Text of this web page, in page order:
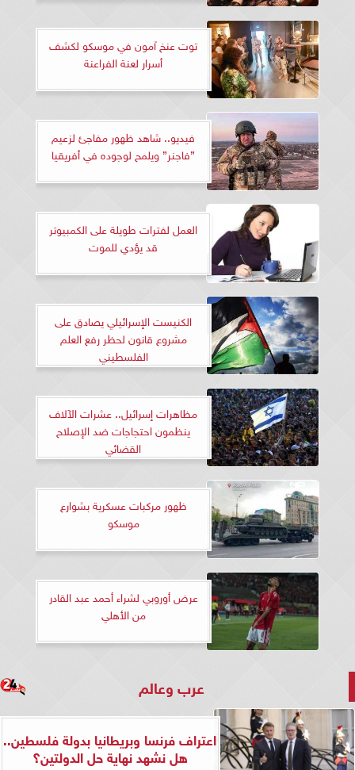
توت عنخ آمون في موسكو لكشف
أسرار لعنة الفراعنة
فيديو.. شاهد ظهور مفاجئ لزعيم
”فاجنر” ويلمح لوجوده في أفريقيا
العمل لفترات طويلة على الكمبيوتر
قد يؤدي للموت
الكنيست الإسرائيلي يصادق على
مشروع قانون لحظر رفع العلم
الفلسطيني
مظاهرات إسرائيل.. عشرات الآلاف
ينظمون احتجاجات ضد الإصلاح
القضائي
ظهور مركبات عسكرية بشوارع
موسكو
عرض أوروبي لشراء أحمد عبد القادر
من الأهلي
عرب وعالم
اعتراف فرنسا وبريطانيا بدولة فلسطين..
هل نشهد نهاية حل الدولتين؟